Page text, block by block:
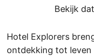
Bekijk
Hotel Explorers
ontdekking tot leven